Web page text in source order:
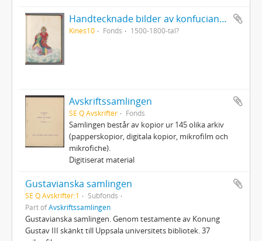
Handtecknade bilder av konfucianska och daoistiska lärda eller heliga personer från Kina
Kines10 Fonds 1500-1800-tal?
Avskriftssamlingen
SE Q Avskrifter Fonds
Samlingen består av kopior ur 145 olika arkiv
(papperskopior, digitala kopior, mikrofilm och
mikrofiche).
Digitiserat material
Gustavianska samlingen
SE Q Avskrifter:1
Subfonds
Part ofAvskriftssamlingen
Gustavianska samlingen. Genom testamente av Konung
Gustav III skänkt till Uppsala universitets bibliotek. 37